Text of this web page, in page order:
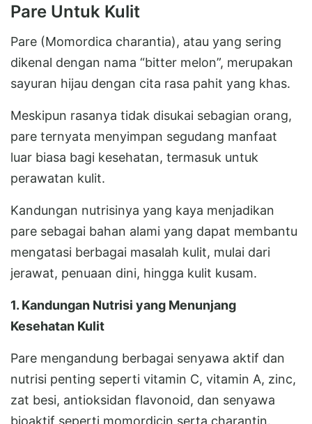
Pare Untuk Kulit
Pare (Momordica charantia), atau yang sering
dikenal dengan nama “bitter melon”, merupakan
sayuran hijau dengan cita rasa pahit yang khas.
Meskipun rasanya tidak disukai sebagian orang,
pare ternyata menyimpan segudang manfaat
luar biasa bagi kesehatan, termasuk untuk
perawatan kulit.
Kandungan nutrisinya yang kaya menjadikan
pare sebagai bahan alami yang dapat membantu
mengatasi berbagai masalah kulit, mulai dari
jerawat, penuaan dini, hingga kulit kusam.
1. Kandungan Nutrisi yang Menunjang
Kesehatan Kulit
Pare mengandung berbagai senyawa aktif dan
nutrisi penting seperti vitamin C, vitamin A, zinc,
zat besi, antioksidan flavonoid, dan senyawa
bioaktif seperti momordicin serta charantin.